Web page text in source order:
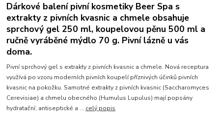
Dárkové balení pivní kosmetiky Beer Spa s
extrakty z pivních kvasnic a chmele obsahuje
sprchový gel 250 ml, koupelovou pěnu 500 ml a
ručně vyráběné mýdlo 70 g. Pivní lázně u vás
doma.
Pivní sprchový gel s extrakty z pivních kvasnic a chmele. Nová receptura
využívá po vzoru moderních pivních koupelí příznivých účinků pivních
kvasnic na pokožku. Samotné extrakty z pivních kvasnic (Saccharomyces
Cerevisiae) a chmelu obecného (Humulus Lupulus) mají popsány
hydratační, antiseptické a ... celý popis